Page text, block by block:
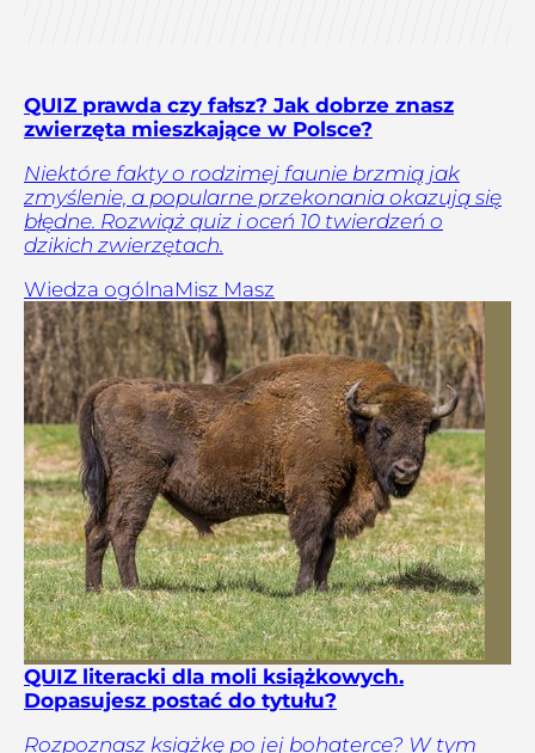
QUIZ prawda czy fałsz? Jak dobrze znasz
zwierzęta mieszkające w Polsce?
Niektóre fakty o rodzimej faunie brzmią jak
zmyślenie, a popularne przekonania okazują się
błędne. Rozwiąż quiz i oceń 10 twierdzeń o
dzikich zwierzętach.
Wiedza ogólnaMisz Masz
QUIZ literacki dla moli książkowych.
Dopasujesz postać do tytułu?
Rozpoznasz książkę po jej bohaterce? W tym